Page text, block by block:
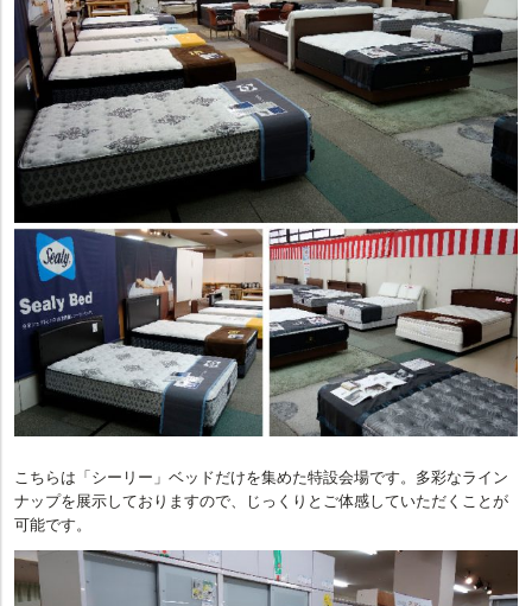
こちらは「シーリー」ベッドだけを集めた特設会場です。多彩なライン
ナップを展示しておりますので、じっくりとご体感していただくことが
可能です。